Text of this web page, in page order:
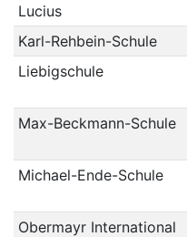
Lucius
Karl-Rehbein-Schule
Liebigschule
Max-Beckmann-Schule
Michael-Ende-Schule
Obermayr International